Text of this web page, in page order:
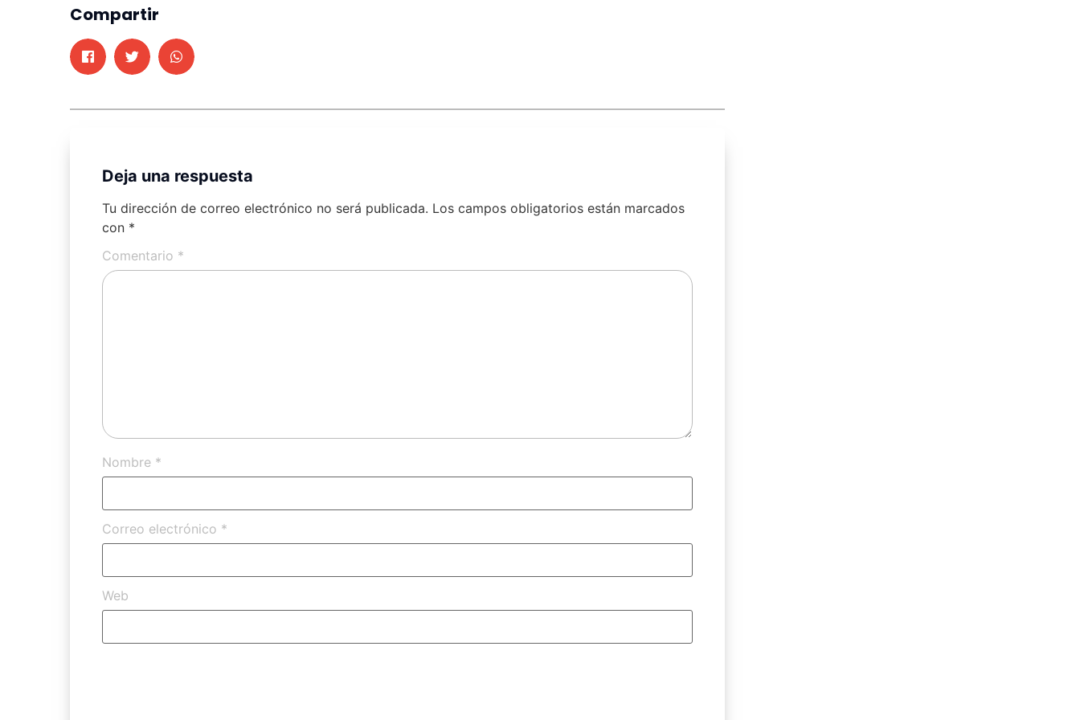
Compartir
Deja una respuesta
Tu dirección de correo electrónico no será publicada. Los campos obligatorios están marcados
con *
Comentario *
Nombre *
Correo electrónico *
Web